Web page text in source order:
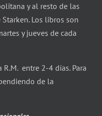
y al resto de las
Los libros son
y jueves de cada
entre 2-4 días. Para
de la